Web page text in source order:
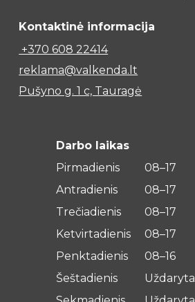
Kontaktinė informacija
+370 608 22414
reklama@valkenda.lt
Pušyno g. 1 c, Tauragė
Darbo laikas
Pirmadienis
08–17
Antradienis
08–17
Trečiadienis
08–17
Ketvirtadienis
08–17
Penktadienis
08–16
Šeštadienis
Uždaryta